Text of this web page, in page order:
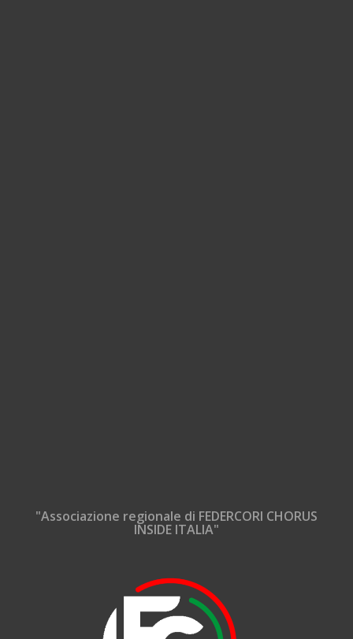
"Associazione regionale di FEDERCORI CHORUS
INSIDE ITALIA"